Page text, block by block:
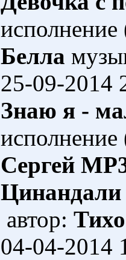
Белла
25-09-2014
Знаю я -
Сергей
Цинандали
автор:
04-04-2014